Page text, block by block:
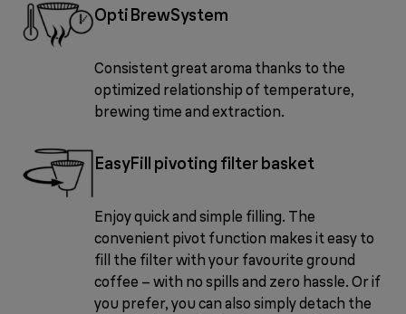
OptiBrewSystem
Consistent great aroma thanks to the
optimized relationship of temperature,
brewing time and extraction.
EasyFill pivoting filter basket
Enjoy quick and simple filling. The
convenient pivot function makes it easy to
fill the filter with your favourite ground
coffee – with no spills and zero hassle. Or if
you prefer, you can also simply detach the